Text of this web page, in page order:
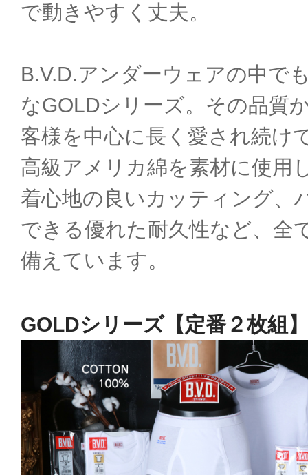
で動きやすく丈夫。
B.V.D.アンダーウェアの中で
なGOLDシリーズ。その品質
客様を中心に長く愛され続け
高級アメリカ綿を素材に使用
着心地の良いカッティング、
できる優れた耐久性など、全
備えています。
GOLDシリーズ【定番２枚組】